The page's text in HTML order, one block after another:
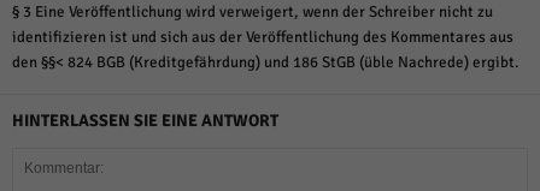
§ 3 Eine Veröffentlichung wird verweigert, wenn der Schreiber nicht zu
identifizieren ist und sich aus der Veröffentlichung des Kommentares aus
den §§< 824 BGB (Kreditgefährdung) und 186 StGB (üble Nachrede) ergibt.
HINTERLASSEN SIE EINE ANTWORT